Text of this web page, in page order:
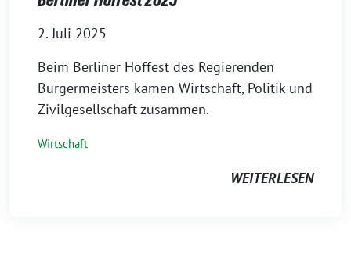
2. Juli 2025
Beim Berliner Hoffest des Regierenden
Bürgermeisters kamen Wirtschaft, Politik und
Zivilgesellschaft zusammen.
Wirtschaft
WEITERLESEN